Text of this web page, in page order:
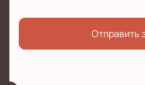
Отправить